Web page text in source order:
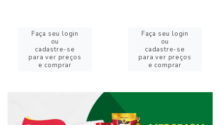
Faça seu login
ou
cadastre-se
para ver preços
e comprar
Faça seu login
ou
cadastre-se
para ver preços
e comprar